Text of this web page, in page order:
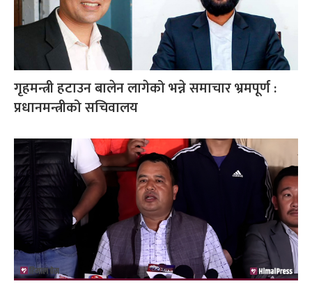
गृहमन्त्री हटाउन बालेन लागेको भन्ने समाचार भ्रमपूर्ण :
प्रधानमन्त्रीको सचिवालय